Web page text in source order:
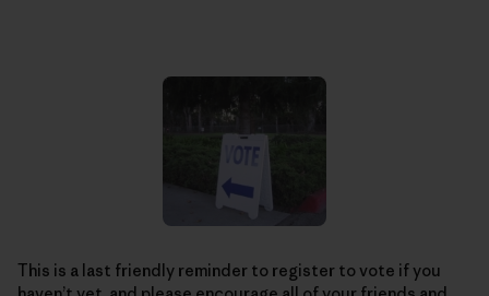
This is a last friendly reminder to register to vote if you